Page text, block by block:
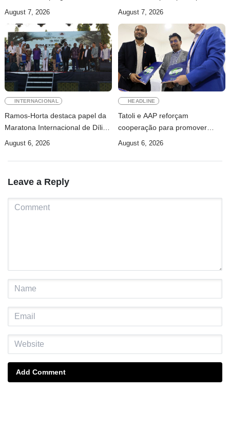
Athletics
August 7, 2026
Maratona Internacional de Díli
August 7, 2026
INTERNACIONAL
Ramos-Horta destaca papel da
Maratona Internacional de Díli
na mobilização da juventude
August 6, 2026
HEADLINE
Tatoli e AAP reforçam
cooperação para promover
jornalismo profissional em
August 6, 2026
Leave a Reply
Add Comment